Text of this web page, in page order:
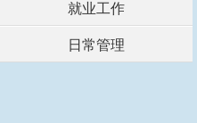
就业工作
日常管理